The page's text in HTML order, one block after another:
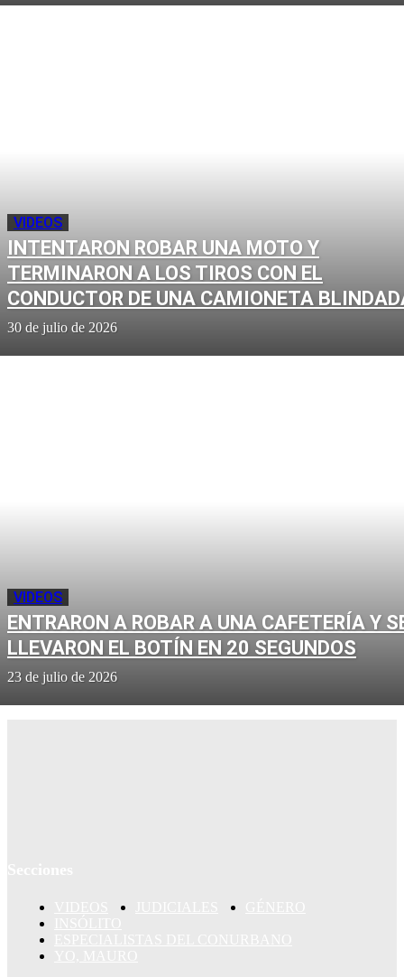
VIDEOS
INTENTARON ROBAR UNA MOTO Y
TERMINARON A LOS TIROS CON EL
CONDUCTOR DE UNA CAMIONETA
30 de julio de 2026
VIDEOS
ENTRARON A ROBAR A UNA CAFETERÍA Y
LLEVARON EL BOTÍN EN 20 SEGUNDOS
23 de julio de 2026